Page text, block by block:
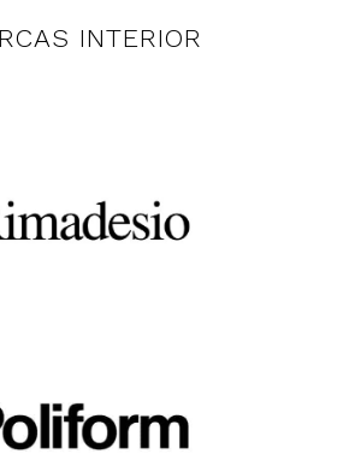
INTERIOR